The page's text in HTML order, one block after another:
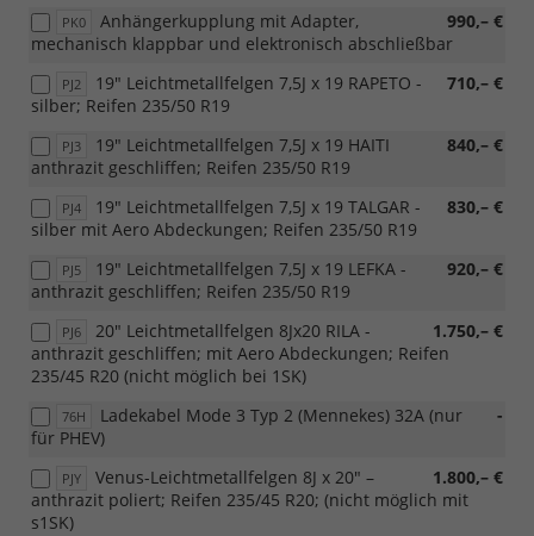
PK0 990,– €
Anhängerkupplung mit Adapter,
mechanisch klappbar und elektronisch abschließbar
PJ2 710,– €
19" Leichtmetallfelgen 7,5J x 19 RAPETO -
silber; Reifen 235/50 R19
PJ3 840,– €
19" Leichtmetallfelgen 7,5J x 19 HAITI
anthrazit geschliffen; Reifen 235/50 R19
PJ4 830,– €
19" Leichtmetallfelgen 7,5J x 19 TALGAR -
silber mit Aero Abdeckungen; Reifen 235/50 R19
PJ5 920,– €
19" Leichtmetallfelgen 7,5J x 19 LEFKA -
anthrazit geschliffen; Reifen 235/50 R19
PJ6 1.750,– €
20" Leichtmetallfelgen 8Jx20 RILA -
anthrazit geschliffen; mit Aero Abdeckungen; Reifen
235/45 R20 (nicht möglich bei 1SK)
76H -
Ladekabel Mode 3 Typ 2 (Mennekes) 32A (nur
für PHEV)
PJY 1.800,– €
Venus-Leichtmetallfelgen 8J x 20" –
anthrazit poliert; Reifen 235/45 R20; (nicht möglich mit
s1SK)